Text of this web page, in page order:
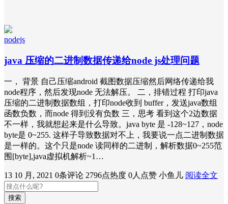
nodejs
java 压缩的二进制数据传递给node js处理问题
一， 背景 自己压缩android 截图数据压缩然后网络传递给我
node程序，然后发现node 无法解压。 二，排错过程 打印java
压缩的二进制数据数组，打印node收到 buffer，发送java数组
函数负数，而node 得到没有负数 三，思考 看到这个2边数据
不一样，我就想起来是什么导致。java byte 是 -128~127，node
byte是 0~255. 这样子导致数据对不上，我要说一点二进制数据
是一样的。这个只是node 读同样的二进制，解析数据0~255范
围[byte],java虚拟机解析~1…
13 10 月, 2021 0条评论 2796点热度 0人点赞 小鱼儿 阅读全文
搜索